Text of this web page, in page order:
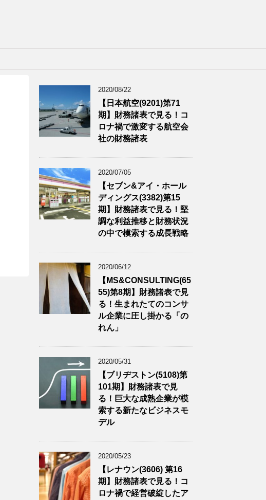
2020/08/22
【日本航空(9201)第71
期】財務諸表で見る！コ
ロナ禍で激変する航空会
社の財務諸表
2020/07/05
【セブン&アイ・ホール
ディングス(3382)第15
期】財務諸表で見る！堅
調な利益推移と財務状況
の中で模索する成長戦略
2020/06/12
【MS&CONSULTING(65
55)第8期】財務諸表で見
る！生まれたてのコンサ
ル企業に圧し掛かる「の
れん」
2020/05/31
【ブリヂストン(5108)第
101期】財務諸表で見
る！巨大な成熟企業が模
索する新たなビジネスモ
デル
2020/05/23
【レナウン(3606) 第16
期】財務諸表で見る！コ
ロナ禍で経営破綻したア